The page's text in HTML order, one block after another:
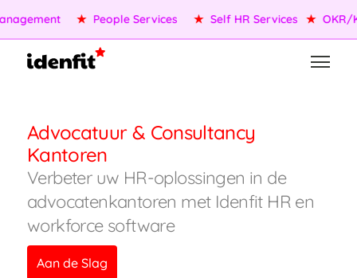
★ People Services ★ Self HR Services ★ OKR/
Advocatuur & Consultancy
Kantoren
Verbeter uw HR-oplossingen in de
advocatenkantoren met Idenfit HR en
workforce software
Aan de Slag